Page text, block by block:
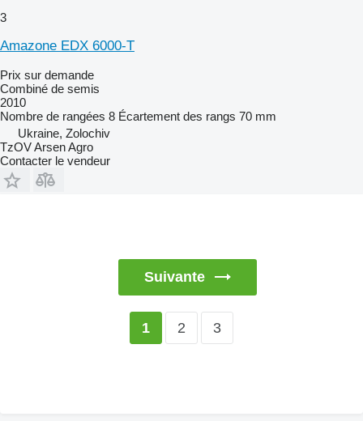
3
Amazone EDX 6000-T
Prix sur demande
Combiné de semis
2010
Nombre de rangées 8 Écartement des rangs 70 mm
Ukraine, Zolochiv
TzOV Arsen Agro
Contacter le vendeur
Suivante
1 2 3